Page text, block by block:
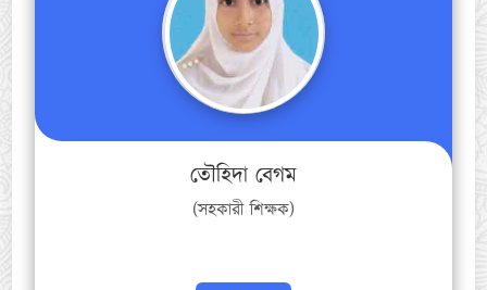
তৌহিদা বেগম
(সহকারী শিক্ষক)